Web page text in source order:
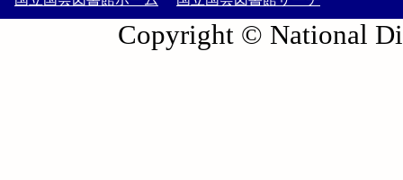
Copyright © National